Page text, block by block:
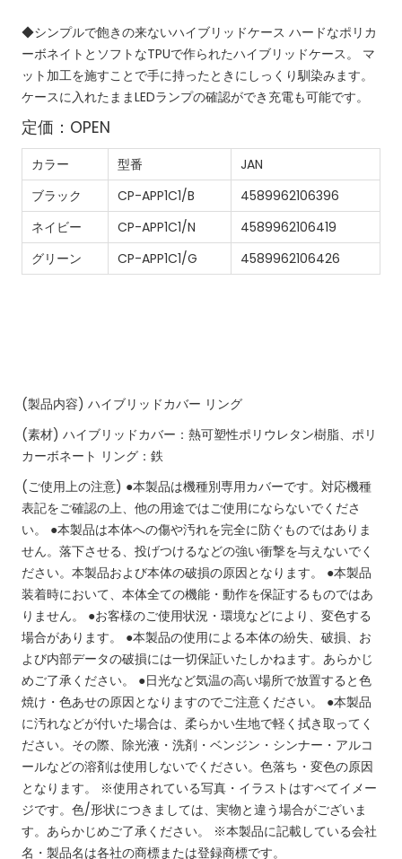
◆シンプルで飽きの来ないハイブリッドケース ハードなポリカ
ーボネイトとソフトなTPUで作られたハイブリッドケース。
マ
ット加工を施すことで手に持ったときにしっくり馴染みます。
ケースに入れたままLEDランプの確認ができ充電も可能です。
定価：OPEN
カラー 型番
JAN
ブラック
CP-APP1C1/B
4589962106396
ネイビー
CP-APP1C1/N
4589962106419
グリーン
CP-APP1C1/G 4589962106426
(製品内容) ハイブリッドカバー リング
(素材) ハイブリッドカバー：熱可塑性ポリウレタン樹脂、ポリ
カーボネート リング：鉄
(ご使用上の注意) ●本製品は機種別専用カバーです。対応機種
表記をご確認の上、他の用途ではご使用にならないでくださ
い。
●本製品は本体への傷や汚れを完全に防ぐものではありま
せん。落下させる、投げつけるなどの強い衝撃を与えないでく
ださい。本製品および本体の破損の原因となります。
●本製品
装着時において、本体全ての機能・動作を保証するものではあ
りません。
●お客様のご使用状況・環境などにより、変色する
場合があります。
●本製品の使用による本体の紛失、破損、お
よび内部データの破損には一切保証いたしかねます。あらかじ
めご了承ください。
●日光など気温の高い場所で放置すると色
焼け・色あせの原因となりますのでご注意ください。
●本製品
に汚れなどが付いた場合は、柔らかい生地で軽く拭き取ってく
ださい。その際、除光液・洗剤・ベンジン・シンナー・アルコ
ールなどの溶剤は使用しないでください。色落ち・変色の原因
となります。
※使用されている写真・イラストはすべてイメー
ジです。色/形状につきましては、実物と違う場合がございま
す。あらかじめご了承ください。
※本製品に記載している会社
名・製品名は各社の商標または登録商標です。